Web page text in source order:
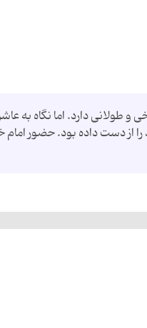
طولانی دارد. اما نگاه به
دست داده بود. حضور امام